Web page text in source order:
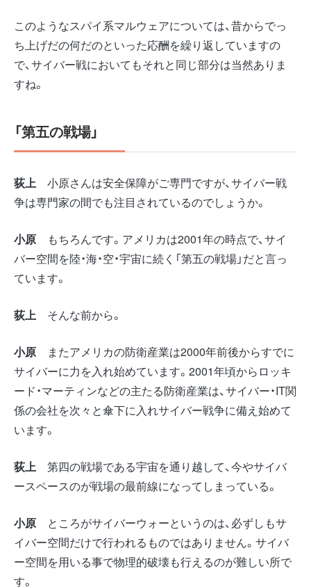
このようなスパイ系マルウェアについては、昔からでっ
ち上げだの何だのといった応酬を繰り返していますの
で、サイバー戦においてもそれと同じ部分は当然ありま
すね。
「第五の戦場」
荻上 小原さんは安全保障がご専門ですが、サイバー戦
争は専門家の間でも注目されているのでしょうか。
小原 もちろんです。アメリカは2001年の時点で、サイ
バー空間を陸・海・空・宇宙に続く「第五の戦場」だと言っ
ています。
荻上 そんな前から。
小原 またアメリカの防衛産業は2000年前後からすでに
サイバーに力を入れ始めています。2001年頃からロッキ
ード・マーティンなどの主たる防衛産業は、サイバー・IT関
係の会社を次々と傘下に入れサイバー戦争に備え始めて
います。
荻上 第四の戦場である宇宙を通り越して、今やサイバ
ースペースのが戦場の最前線になってしまっている。
小原 ところがサイバーウォーというのは、必ずしもサ
イバー空間だけで行われるものではありません。サイバ
ー空間を用いる事で物理的破壊も行えるのが難しい所で
す。